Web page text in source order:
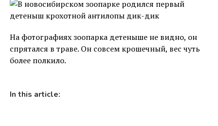
На фотографиях зоопарка детеныше не видно, он
спрятался в траве. Он совсем крошечный, вес чуть
более полкило.
In this article: